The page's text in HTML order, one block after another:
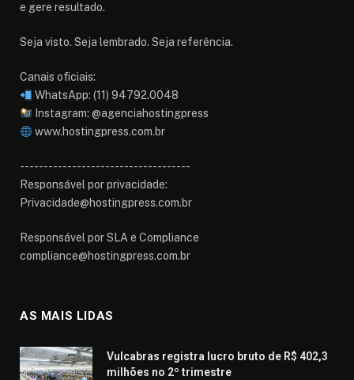
e gere resultado.
Seja visto. Seja lembrado. Seja referência.
Canais oficiais:
WhatsApp: (11) 94792.0048
Instagram: @agenciahostingpress
www.hostingpress.com.br⁠
------------------------------------
Responsável por privacidade:
Privacidade@hostingpress.com.br
Responsável por SLA e Compliance
compliance@hostingpress.com.br
AS MAIS LIDAS
Vulcabras registra lucro bruto de R$ 402,3
milhões no 2º trimestre